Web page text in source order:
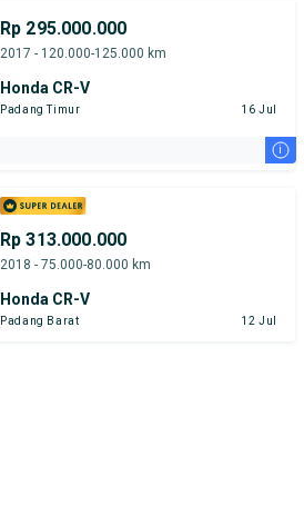
Rp 295.000.000
2017 - 120.000-125.000 km
Honda CR-V
Padang Timur 16 Jul
i
Rp 313.000.000
2018 - 75.000-80.000 km
Honda CR-V
Padang Barat 12 Jul